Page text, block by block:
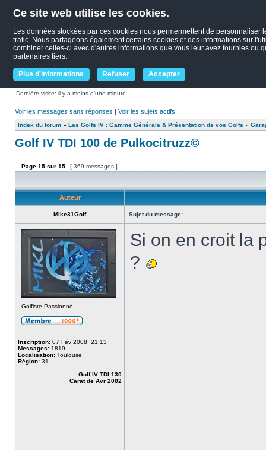
Ce site web utilise les cookies.
Les données stockées par ces cookies nous permermettent de
trafic. Nous partageons également certains cookies et des informations sur
combiner celles-ci avec d'autres informations que vous leur avez fournies ou
partenaires tiers.
Plus d'informations Refuser Accepter
Dernière visite: il y a moins d’une minute
Voir les messages sans réponses | Voir les sujets actifs
Index du forum » Les Golfs IV : Gamme Générale & Présentation de vos Golfs »
Golf IV TDI 100 de Pulkocitruzz©
Page 15 sur 15 [ 369 messages ]
Auteur
Mike31Golf Sujet du message:
Golfiste Passionné
Inscription: 07 Fév 2008, 21:13
Messages: 1819
Localisation: Toulouse
Région: 31
Golf IV TDI 130
Carat de Avr 2002
Si on en croit la
?